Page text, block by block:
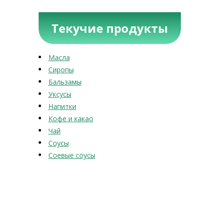
Текучие продукты
Масла
Сиропы
Бальзамы
Уксусы
Напитки
Кофе и какао
Чай
Соусы
Соевые соусы